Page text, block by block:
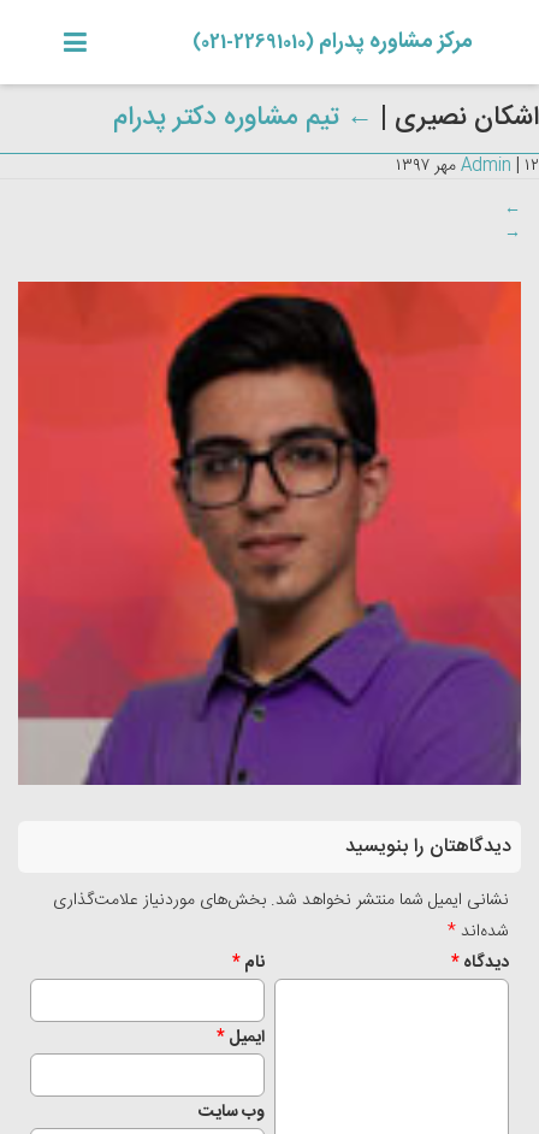
مرکز مشاوره پدرام (22691010-021)
اشکان نصیری |
← تیم مشاوره دکتر پدرام
Admin | ۱۲ مهر ۱۳۹۷
←
→
دیدگاهتان را بنویسید
نشانی ایمیل شما منتشر نخواهد شد. بخش‌های موردنیاز علامت‌گذاری
شده‌اند *
دیدگاه* نام*
ایمیل*
وب‌ سایت